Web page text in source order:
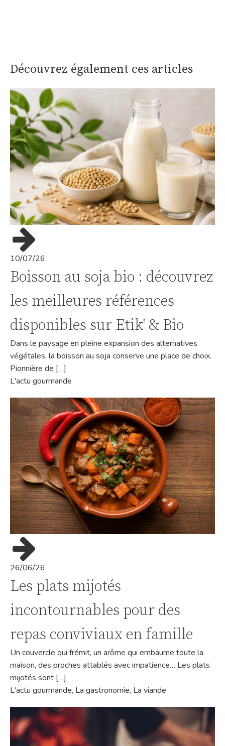
Découvrez également ces articles
10/07/26
Boisson au soja bio : découvrez
les meilleures références
disponibles sur Etik' & Bio
Dans le paysage en pleine expansion des alternatives
végétales, la boisson au soja conserve une place de choix.
Pionnière de […]
L'actu gourmande
26/06/26
Les plats mijotés
incontournables pour des
repas conviviaux en famille
Un couvercle qui frémit, un arôme qui embaume toute la
maison, des proches attablés avec impatience… Les plats
mijotés sont […]
L'actu gourmande, La gastronomie, La viande